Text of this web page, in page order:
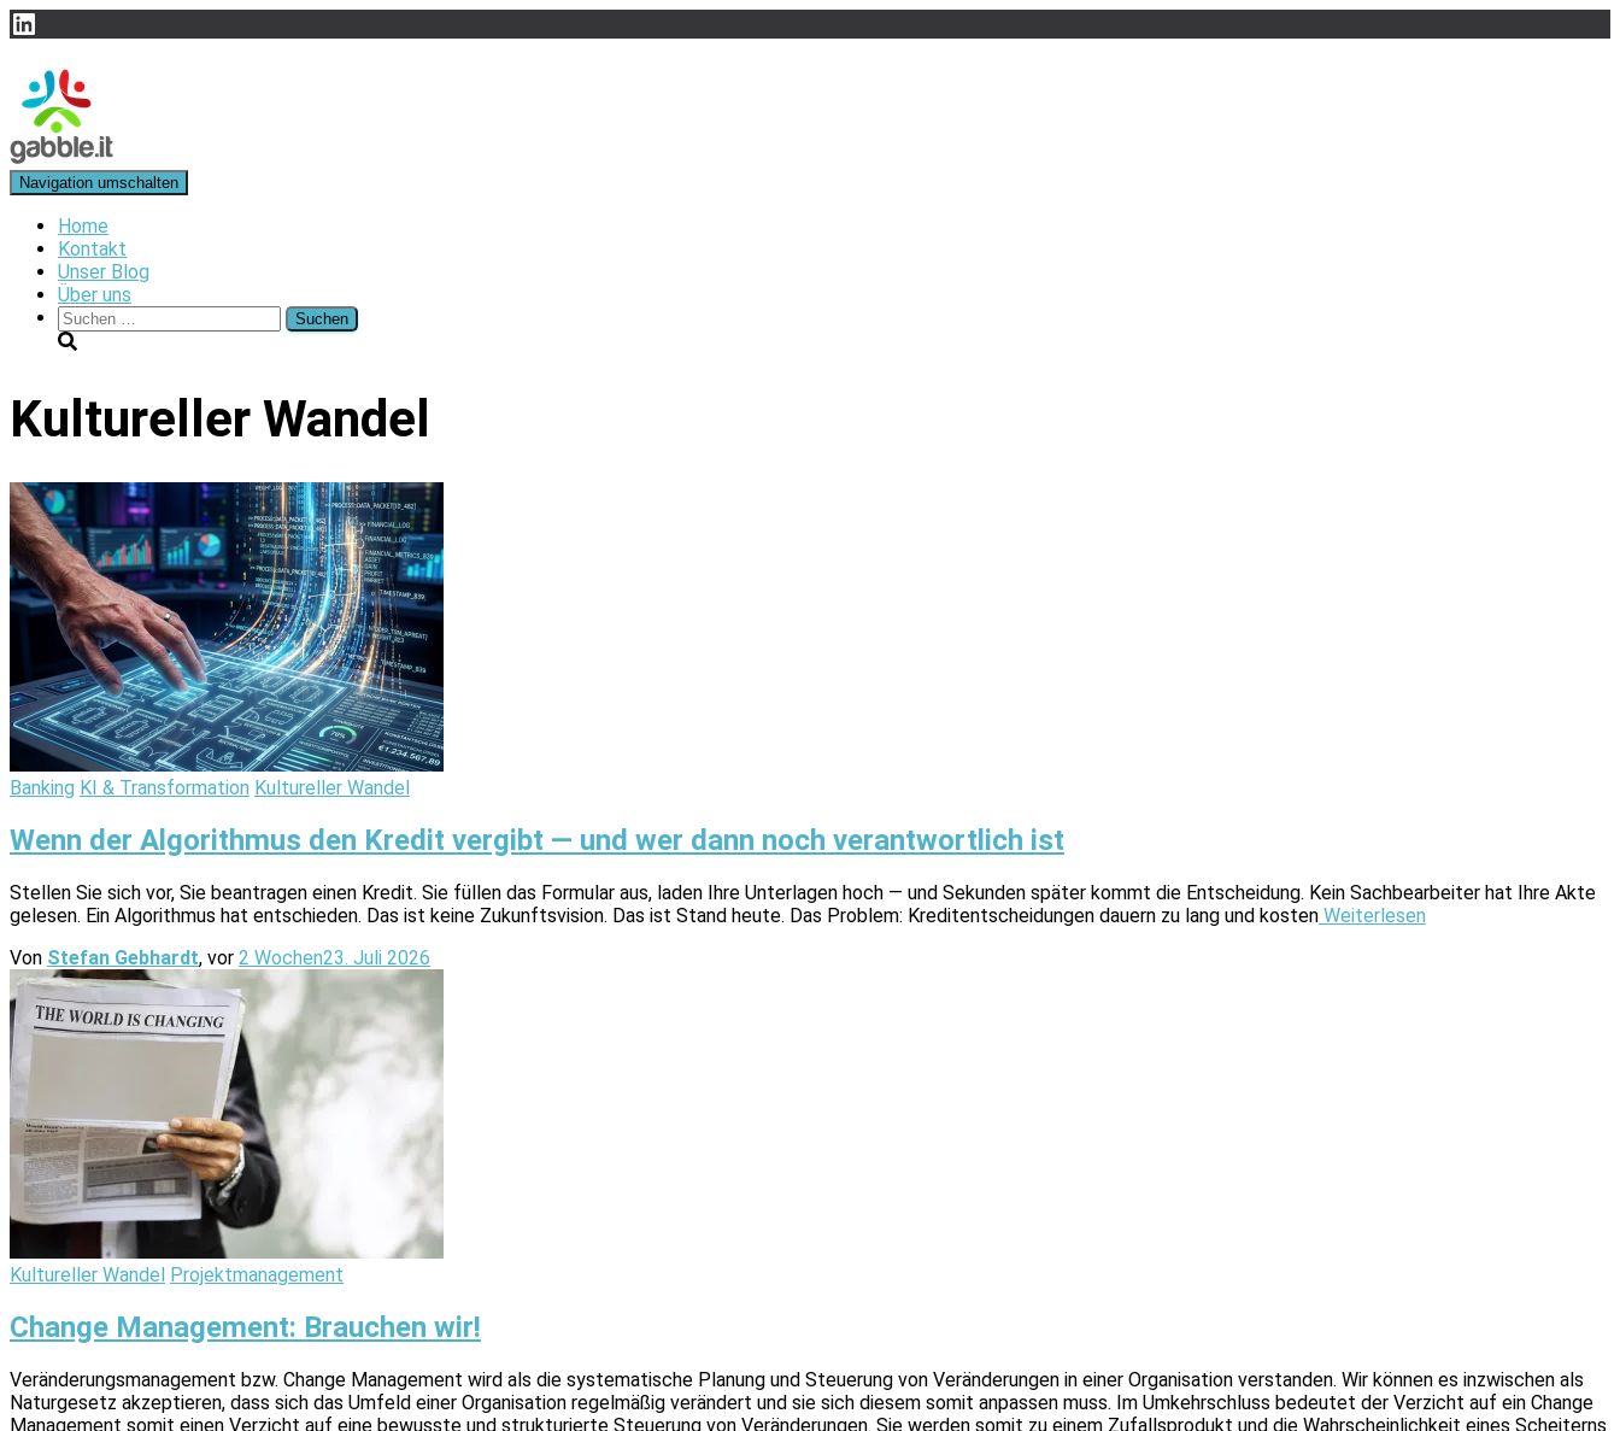
LinkedIn
Navigation umschalten
Home
Kontakt
Unser Blog
Über uns
Suchen
nach:
Kultureller Wandel
Banking KI & Transformation Kultureller Wandel
Wenn der Algorithmus den Kredit vergibt — und wer dann noch verantwortlich ist
Stellen Sie sich vor, Sie beantragen einen Kredit. Sie füllen das Formular aus, laden Ihre Unterlagen hoch — und Sekunden später kommt die Entscheidung. Kein Sachbearbeiter hat Ihre Akte
gelesen. Ein Algorithmus hat entschieden. Das ist keine Zukunftsvision. Das ist Stand heute. Das Problem: Kreditentscheidungen dauern zu lang und kosten Weiterlesen
Von Stefan Gebhardt, vor 2 Wochen23. Juli 2026
Kultureller Wandel Projektmanagement
Change Management: Brauchen wir!
Veränderungsmanagement bzw. Change Management wird als die systematische Planung und Steuerung von Veränderungen in einer Organisation verstanden. Wir können es inzwischen als
Naturgesetz akzeptieren, dass sich das Umfeld einer Organisation regelmäßig verändert und sie sich diesem somit anpassen muss. Im Umkehrschluss bedeutet der Verzicht auf ein Change
Management somit einen Verzicht auf eine bewusste und strukturierte Steuerung von Veränderungen. Sie werden somit zu einem Zufallsprodukt und die Wahrscheinlichkeit eines Scheiterns